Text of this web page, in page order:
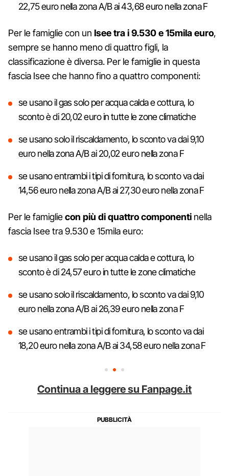
22,75 euro nella zona A/B ai 43,68 euro nella zona F
Per le famiglie con un Isee tra i 9.530 e 15mila euro,
sempre se hanno meno di quattro figli, la
classificazione è diversa. Per le famiglie in questa
fascia Isee che hanno fino a quattro componenti:
se usano il gas solo per acqua calda e cottura, lo
sconto è di 20,02 euro in tutte le zone climatiche
se usano solo il riscaldamento, lo sconto va dai 9,10
euro nella zona A/B ai 20,02 euro nella zona F
se usano entrambi i tipi di fornitura, lo sconto va dai
14,56 euro nella zona A/B ai 27,30 euro nella zona F
Per le famigliecon più di quattro componenti nella
fascia Isee tra 9.530 e 15mila euro:
se usano il gas solo per acqua calda e cottura, lo
sconto è di 24,57 euro in tutte le zone climatiche
se usano solo il riscaldamento, lo sconto va dai 9,10
euro nella zona A/B ai 26,39 euro nella zona F
se usano entrambi i tipi di fornitura, lo sconto va dai
18,20 euro nella zona A/B ai 34,58 euro nella zona F
Continua a leggere su Fanpage.it